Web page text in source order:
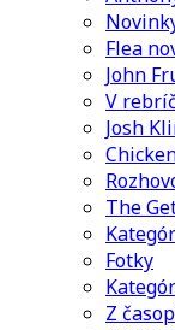
Flea
John
V
Josh
The
Fotky
Z